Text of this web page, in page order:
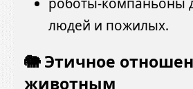
роботы-компаньоны
людей и пожилых.
🐘 Этичное
животным